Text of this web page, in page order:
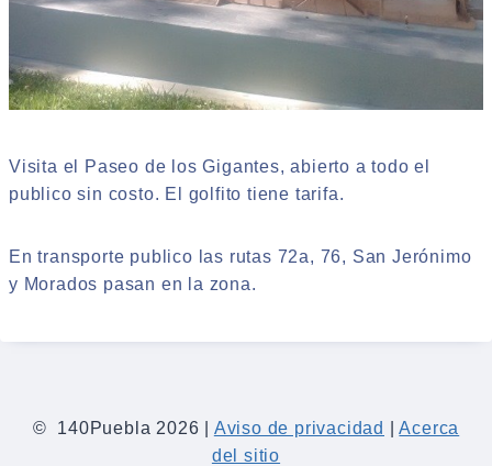
Visita el Paseo de los Gigantes, abierto a todo el
publico sin costo. El golfito tiene tarifa.
En transporte publico las rutas 72a, 76, San Jerónimo
y Morados pasan en la zona.
© 140Puebla 2026 | Aviso de privacidad |Acerca
del sitio